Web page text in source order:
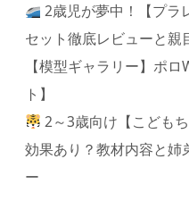
2歳児が夢中！【プラ
セット徹底レビューと親
【模型ギャラリー】ポ
ト】
2～3歳向け【こども
効果あり？教材内容と姉
ー